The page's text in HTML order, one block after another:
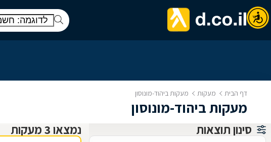
דף הבית מעקות מעקות ביהוד-מונוסון
מעקות ביהוד-מונוסון
סינון תוצאות נמצאו 3 מעקות